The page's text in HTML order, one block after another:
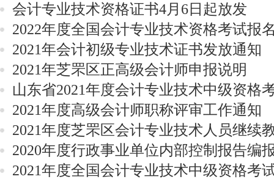
会计专业技术资格证书4月6日起放发
2022年度全国会计专业技术资格考试报
2021年会计初级专业技术证书发放通知
2021年芝罘区正高级会计师申报说明
山东省2021年度会计专业技术中级资格
2021年度高级会计师职称评审工作通知
2021年度芝罘区会计专业技术人员继续
2020年度行政事业单位内部控制报告编
2021年度全国会计专业技术中级资格考